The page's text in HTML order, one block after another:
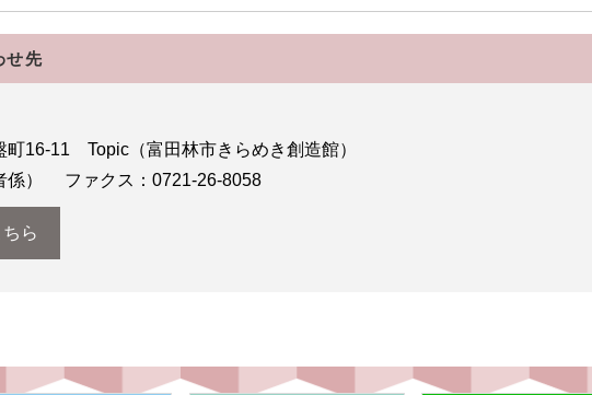
せ先
町16-11 Topic（富田林市きらめき創造館）
係） ファクス：0721-26-8058
ら